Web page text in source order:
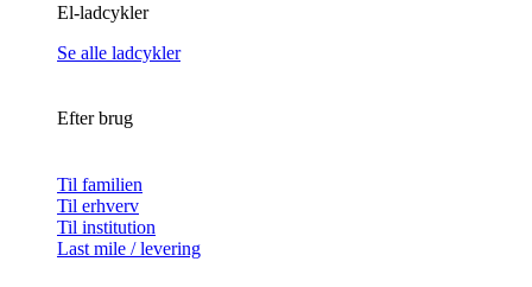
El-ladcykler
Se alle ladcykler
Efter brug
Til familien
Til erhverv
Til institution
Last mile / levering